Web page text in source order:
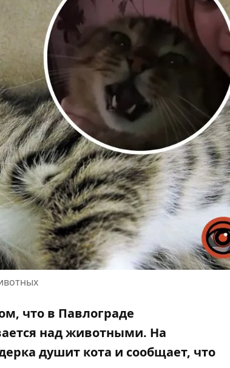
что в Павлограде
над животными. На
душит кота и сообщает, что